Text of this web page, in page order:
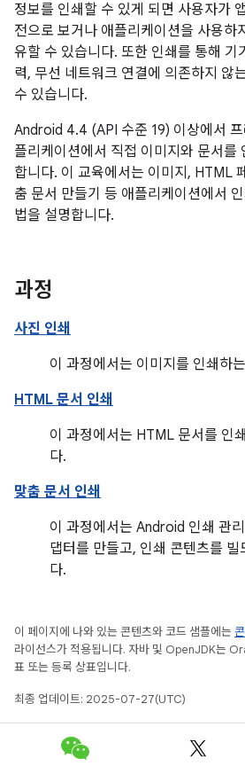
정보를 인쇄할 수 있게 되면 사용자가
전으로 보거나 애플리케이션을 사용하
유할 수 있습니다. 또한 인쇄를 통해 기
력, 무선 네트워크 연결에 의존하지 않
수 있습니다.
Android 4.4 (API 수준 19) 이상에서
플리케이션에서 직접 이미지와 문서를
합니다. 이 교육에서는 이미지, HTML
춤 문서 만들기 등 애플리케이션에서
법을 설명합니다.
과정
사진 인쇄
이 과정에서는 이미지를 인쇄하
HTML 문서 인쇄
이 과정에서는 HTML 문서를 인
다.
맞춤 문서 인쇄
이 과정에서는 Android 인쇄 관
댑터를 만들고, 인쇄 콘텐츠를 빌
다.
이 페이지에 나와 있는 콘텐츠와 코드 샘플에는
라이선스가 적용됩니다. 자바 및 OpenJDK는
표 또는 등록 상표입니다.
최종 업데이트: 2025-07-27(UTC)